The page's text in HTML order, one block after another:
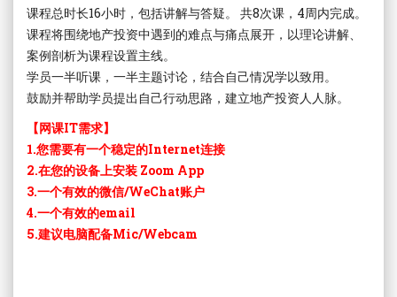
课程总时长16小时，包括讲解与答疑。 共8次课，4周内完成。
课程将围绕地产投资中遇到的难点与痛点展开，以理论讲解、
案例剖析为课程设置主线。
学员一半听课，一半主题讨论，结合自己情况学以致用。
鼓励并帮助学员提出自己行动思路，建立地产投资人人脉。
【网课IT需求】
1.您需要有一个稳定的Internet连接
2.在您的设备上安装 Zoom App
3.一个有效的微信/WeChat账户
4.一个有效的email
5.建议电脑配备Mic/Webcam